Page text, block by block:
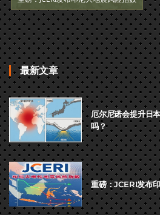
最新文章
厄尔尼诺会提升日
吗？
重磅：JCERI发布